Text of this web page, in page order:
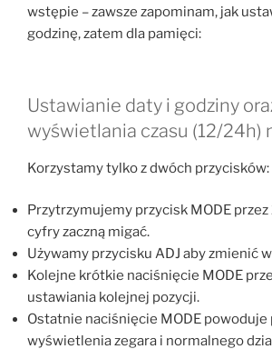
wstępie – zawsze zapominam, jak
godzinę, zatem dla pamięci:
Ustawianie daty i godziny
wyświetlania czasu (12/24h)
Korzystamy tylko z dwóch przycisków:
Przytrzymujemy przycisk MODE przez
cyfry zaczną migać.
Używamy przycisku ADJ aby zmienić
Kolejne krótkie naciśnięcie MODE
ustawiania kolejnej pozycji.
Ostatnie naciśnięcie MODE
wyświetlenia zegara i normalnego